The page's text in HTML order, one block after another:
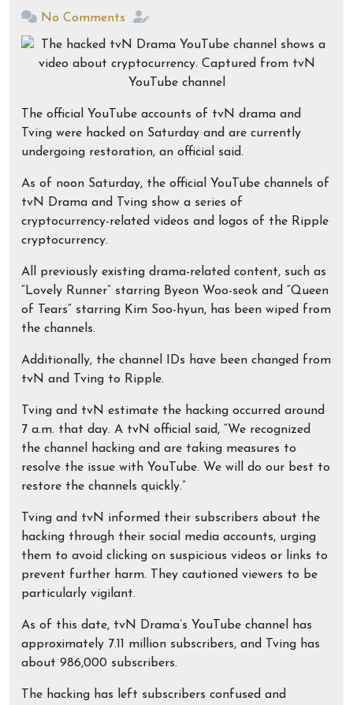
No Comments
The official YouTube accounts of tvN drama and
Tving were hacked on Saturday and are currently
undergoing restoration, an official said.
As of noon Saturday, the official YouTube channels of
tvN Drama and Tving show a series of
cryptocurrency-related videos and logos of the Ripple
cryptocurrency.
All previously existing drama-related content, such as
“Lovely Runner” starring Byeon Woo-seok and “Queen
of Tears” starring Kim Soo-hyun, has been wiped from
the channels.
Additionally, the channel IDs have been changed from
tvN and Tving to Ripple.
Tving and tvN estimate the hacking occurred around
7 a.m. that day. A tvN official said, “We recognized
the channel hacking and are taking measures to
resolve the issue with YouTube. We will do our best to
restore the channels quickly.”
Tving and tvN informed their subscribers about the
hacking through their social media accounts, urging
them to avoid clicking on suspicious videos or links to
prevent further harm. They cautioned viewers to be
particularly vigilant.
As of this date, tvN Drama’s YouTube channel has
approximately 7.11 million subscribers, and Tving has
about 986,000 subscribers.
The hacking has left subscribers confused and